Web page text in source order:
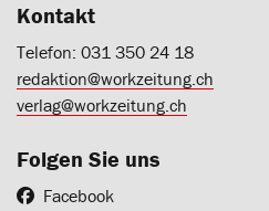
Kontakt
Telefon: 031 350 24 18
redaktion@workzeitung.ch
verlag@workzeitung.ch
Folgen Sie uns
Facebook